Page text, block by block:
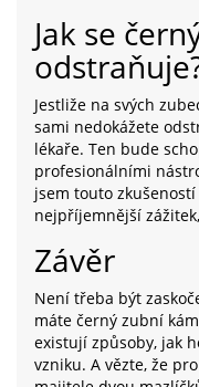
Jak se
Jestliže na svých
sami nedokážete
lékaře. Ten bude
profesionálními
jsem touto
nejpříjemnější
Závěr
Není třeba být
máte černý zubní
existují způsoby, jak
vzniku. A vězte, že